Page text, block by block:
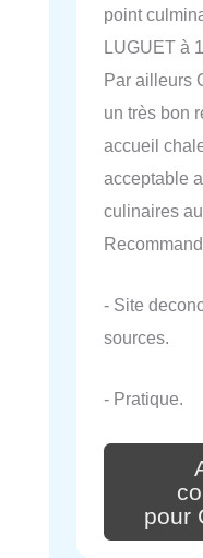
point
LUGUET à
Par ailleurs
un très bon
accueil
acceptable
culinaires
- Site
sources.
- Pratique.
pour